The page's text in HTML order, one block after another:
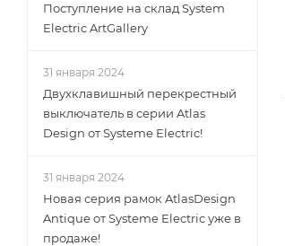
Поступление на склад System
Electric ArtGallery
31 января 2024
Двухклавишный перекрестный
выключатель в серии Atlas
Design от Systeme Electric!
31 января 2024
Новая серия рамок AtlasDesign
Antique от Systeme Electric уже в
продаже!